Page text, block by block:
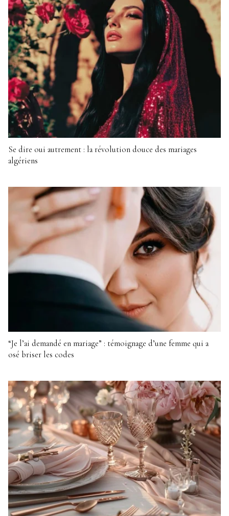
Se dire oui autrement : la révolution douce des mariages
algériens
“Je l’ai demandé en mariage” : témoignage d’une femme qui a
osé briser les codes